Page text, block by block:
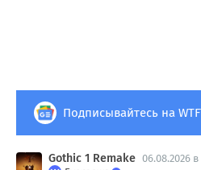
Подписывайтесь на
Gothic 1 Remake 06.08.2026 в